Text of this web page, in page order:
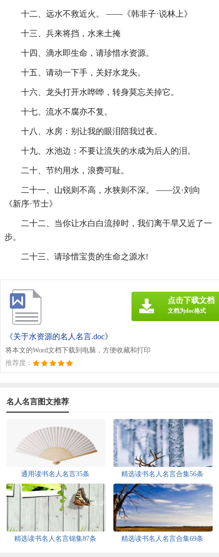
十二、远水不救近火。 ——《韩非子·说林上》
十三、兵来将挡，水来土掩
十四、滴水即生命，请珍惜水资源。
十五、请动一下手，关好水龙头。
十六、龙头打开水哗哗，转身莫忘关掉它。
十七、流水不腐亦不复。
十八、水房：别让我的眼泪陪我过夜。
十九、水池边：不要让流失的水成为后人的泪。
二十、节约用水，浪费可耻。
二十一、山锐则不高，水狭则不深。 ——汉·刘向
《新序·节士》
二十二、当你让水白白流掉时，我们离干旱又近了一
步。
二十三、请珍惜宝贵的生命之源水!
《关于水资源的名人名言.doc》
将本文的Word文档下载到电脑，方便收藏和打印
推荐度：
点击下载文档
文档为doc格式
名人名言图文推荐
通用读书名人名言35条 精选读书名人名言合集56条
精选读书名人名言锦集87条 精选读书名人名言合集69条